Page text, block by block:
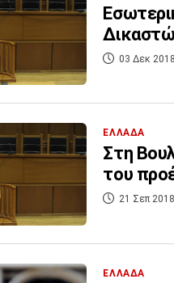
03 Δεκ
ΕΛΛΑΔΑ
Στη
του
21 Σεπ
ΕΛΛΑΔΑ